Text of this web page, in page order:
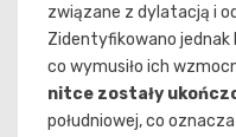
związane z dylatacją i
Zidentyfikowano
co wymusiło ich
nitce zostały
południowej, co